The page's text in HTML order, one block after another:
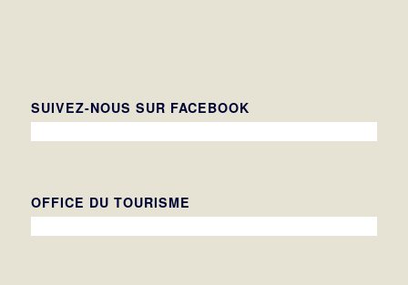
SUIVEZ-NOUS SUR FACEBOOK
OFFICE DU TOURISME